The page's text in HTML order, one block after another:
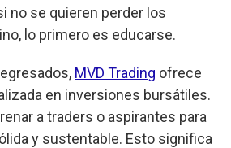
no se quieren perder los
lo primero es educarse.
MVD Trading ofrece
en inversiones bursátiles.
a traders o aspirantes para
y sustentable. Esto significa